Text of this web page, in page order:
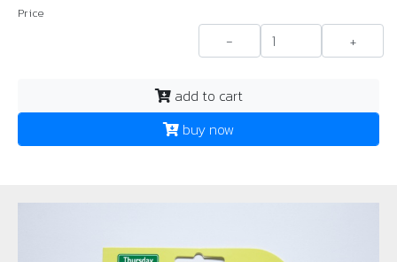
Price
- +
add to cart
buy now